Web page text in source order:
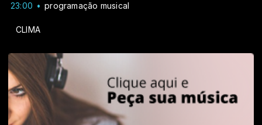
23:00
programação musical
CLIMA